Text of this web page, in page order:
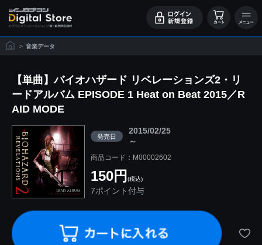
> 音楽データ
【単曲】バイオハザード リベレーションズ2・リ
ードアルバム EPISODE 1 Heat on Beat 2015／R
AID MODE
発売日
2015/02/25
～
商品コード：M00002602
150円 (税込)
7ポイント付与